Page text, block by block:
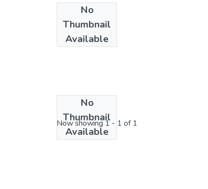
No
Thumbnail
Available
No
Thumbnail
Available
License bundle
Now showing1 - 1 of 1